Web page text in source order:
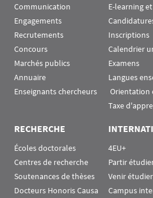
Communication
Engagements
Recrutements
Concours
Marchés publics
Annuaire
Enseignants chercheurs
E-learning et
Inscriptions
Calendrier
Examens
Langues
Orientation
Taxe
RECHERCHE
Écoles doctorales
Centres de recherche
Soutenances de thèses
Docteurs Honoris Causa
4EU+
Partir
Venir
Campus